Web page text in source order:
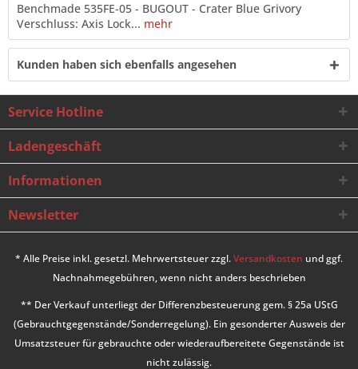
Benchmade 535FE-05 - BUGOUT - Crater Blue Grivory
Verschluss: Axis Lock... mehr
Kunden haben sich ebenfalls angesehen
Service Hotline
Ladengeschäft
Informationen
Newsletter
* Alle Preise inkl. gesetzl. Mehrwertsteuer zzgl.Versandkosten und ggf.
Nachnahmegebühren, wenn nicht anders beschrieben
** Der Verkauf unterliegt der Differenzbesteuerung gem. § 25a UStG
(Gebrauchtgegenstände/Sonderregelung). Ein gesonderter Ausweis der
Umsatzsteuer für gebrauchte oder wiederaufbereitete Gegenstände ist
nicht zulässig.